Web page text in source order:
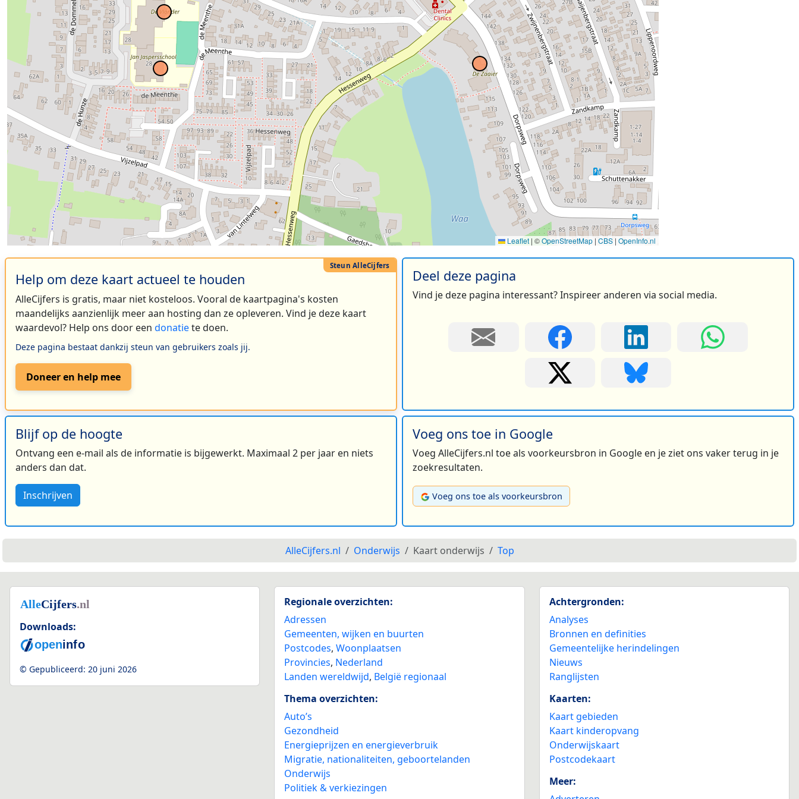
Leaflet | ©OpenStreetMap | CBS | OpenInfo.nl
Help om deze kaart actueel te houden
AlleCijfers is gratis, maar niet kosteloos. Vooral de kaartpagina's kosten
maandelijks aanzienlijk meer aan hosting dan ze opleveren. Vind je deze kaart
waardevol? Help ons door een donatiete doen.
Deze pagina bestaat dankzij steun van gebruikers zoals jij.
Doneer en help mee
Deel deze pagina
Vind je deze pagina interessant? Inspireer anderen via social media.
Blijf op de hoogte
Ontvang een e-mail als de informatie is bijgewerkt. Maximaal 2 per jaar en niets
anders dan dat.
Inschrijven
Voeg ons toe in Google
Voeg AlleCijfers.nl toe als voorkeursbron in Google en je ziet ons vaker terug in je
zoekresultaten.
Voeg ons toe als voorkeursbron
AlleCijfers.nl Onderwijs Kaart onderwijs Top
Downloads:
© Gepubliceerd: 20 juni 2026
Regionale overzichten:
Adressen
Gemeenten, wijken en buurten
Postcodes,Woonplaatsen
Provincies, Nederland
Landen wereldwijd, België regionaal
Thema overzichten:
Auto’s
Gezondheid
Energieprijzen en energieverbruik
Migratie, nationaliteiten, geboortelanden
Onderwijs
Politiek & verkiezingen
Achtergronden:
Analyses
Bronnen en definities
Gemeentelijke herindelingen
Nieuws
Ranglijsten
Kaarten:
Kaart gebieden
Kaart kinderopvang
Onderwijskaart
Postcodekaart
Meer: